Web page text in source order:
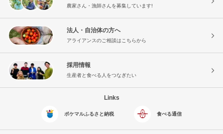
農家さん・漁師さんを募集しています!
法人・自治体の方へ
アライアンスのご相談はこちらから
採用情報
生産者と食べる人をつなぎたい
Links
ポケマルふるさと納税 食べる通信